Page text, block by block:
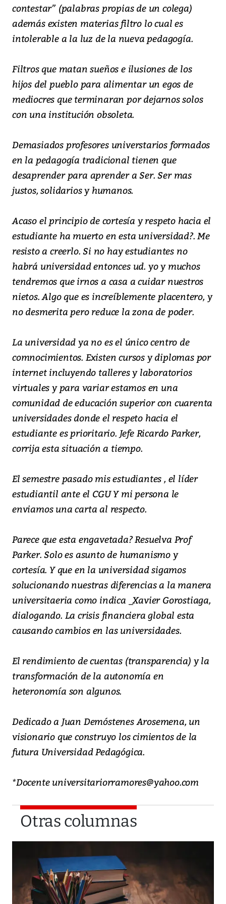
contestar” (palabras propias de un colega)
además existen materias filtro lo cual es
intolerable a la luz de la nueva pedagogía.
Filtros que matan sueños e ilusiones de los
hijos del pueblo para alimentar un egos de
mediocres que terminaran por dejarnos solos
con una institución obsoleta.
Demasiados profesores universtarios formados
en la pedagogía tradicional tienen que
desaprender para aprender a Ser. Ser mas
justos, solidarios y humanos.
Acaso el principio de cortesía y respeto hacia el
estudiante ha muerto en esta universidad?. Me
resisto a creerlo. Si no hay estudiantes no
habrá universidad entonces ud. yo y muchos
tendremos que irnos a casa a cuidar nuestros
nietos. Algo que es increíblemente placentero, y
no desmerita pero reduce la zona de poder.
La universidad ya no es el único centro de
comnocimientos. Existen cursos y diplomas por
internet incluyendo talleres y laboratorios
virtuales y para variar estamos en una
comunidad de educación superior con cuarenta
universidades donde el respeto hacia el
estudiante es prioritario. Jefe Ricardo Parker,
corrija esta situación a tiempo.
El semestre pasado mis estudiantes , el líder
estudiantil ante el CGU Y mi persona le
enviamos una carta al respecto.
Parece que esta engavetada? Resuelva Prof
Parker. Solo es asunto de humanismo y
cortesía. Y que en la universidad sigamos
solucionando nuestras diferencias a la manera
universitaeria como indica _Xavier Gorostiaga,
dialogando. La crisis financiera global esta
causando cambios en las universidades.
El rendimiento de cuentas (transparencia) y la
transformación de la autonomía en
heteronomía son algunos.
Dedicado a Juan Demóstenes Arosemena, un
visionario que construyo los cimientos de la
futura Universidad Pedagógica.
*Docente universitariorramores@yahoo.com
Otras columnas